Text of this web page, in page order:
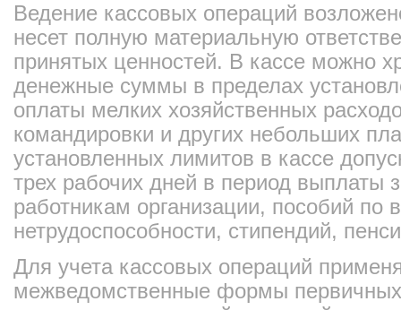
Ведение кассовых операций
несет полную материальную
принятых ценностей. В кассе можно
денежные суммы в пределах
оплаты мелких хозяйственных
командировки и других небольших
установленных лимитов в кассе
трех рабочих дней в период выплаты
работникам организации, пособий по
нетрудоспособности, стипендий,
Для учета кассовых операций
межведомственные формы